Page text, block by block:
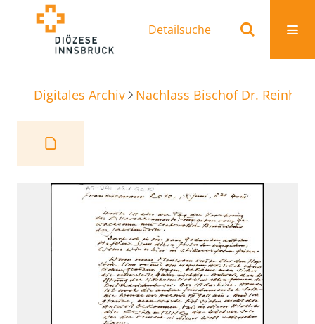
Detailsuche
Digitales Archiv Nachlass Bischof Dr.